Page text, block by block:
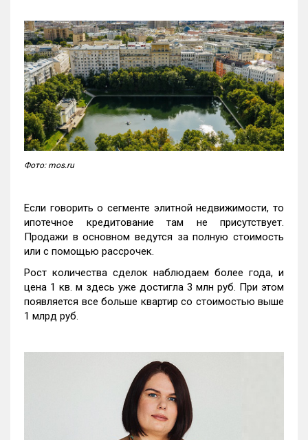
Фото: mos.ru
Если говорить о сегменте элитной недвижимости, то
ипотечное кредитование там не присутствует.
Продажи в основном ведутся за полную стоимость
или с помощью рассрочек.
Рост количества сделок наблюдаем более года, и
цена 1 кв. м здесь уже достигла 3 млн руб. При этом
появляется все больше квартир со стоимостью выше
1 млрд руб.